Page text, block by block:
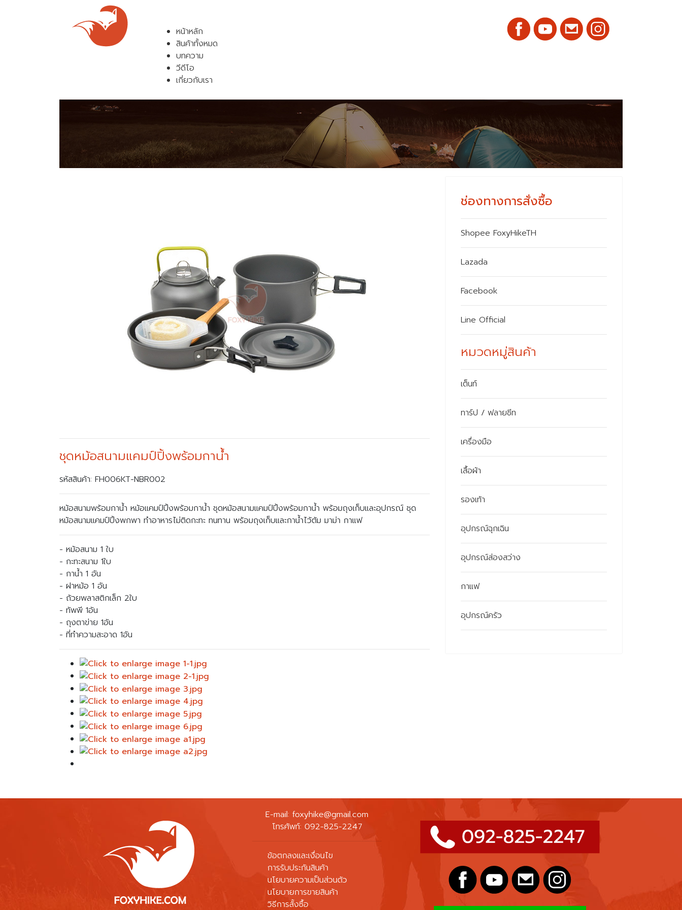
หน้าหลัก
สินค้าทั้งหมด
บทความ
วีดีโอ
เกี่ยวกับเรา
ชุดหม้อสนามแคมป์ปิ้งพร้อมกาน้ำ
รหัสสินค้า: FH006KT-NBR002
หม้อสนามพร้อมกาน้ำ หม้อแคมป์ปิ้งพร้อมกาน้ำ ชุดหม้อสนามแคมป์ปิ้งพร้อมกาน้ำ พร้อมถุงเก็บและอุปกรณ์ ชุด
หม้อสนามแคมป์ปิ้งพกพา ทำอาหารไม่ติดกะทะ ทนทาน พร้อมถุงเก็บและกาน้ำไว้ต้ม มาม่า กาแฟ
- หม้อสนาม 1 ใบ
- กะทะสนาม 1ใบ
- กาน้ำ 1 อัน
- ฝาหม้อ 1 อัน
- ถ้วยพลาสติกเล็ก 2ใบ
- ทัพพี 1อัน
- ถุงตาข่าย 1อัน
- ที่ทำความสะอาด 1อัน
ช่องทางการสั่งซื้อ
Shopee FoxyHikeTH
Lazada
Facebook
Line Official
หมวดหมู่สินค้า
เต็นท์
ทาร์ป / ฟลายชีท
เครื่องมือ
เสื้อผ้า
รองเท้า
อุปกรณ์ฉุกเฉิน
อุปกรณ์ส่องสว่าง
กาแฟ
อุปกรณ์ครัว
E-mail: foxyhike@gmail.com
โทรศัพท์: 092-825-2247
ข้อตกลงและเงื่อนไข
การรับประกันสินค้า
นโยบายความเป็นส่วนตัว
นโยบายการขายสินค้า
วิธีการสั้งซื้อ